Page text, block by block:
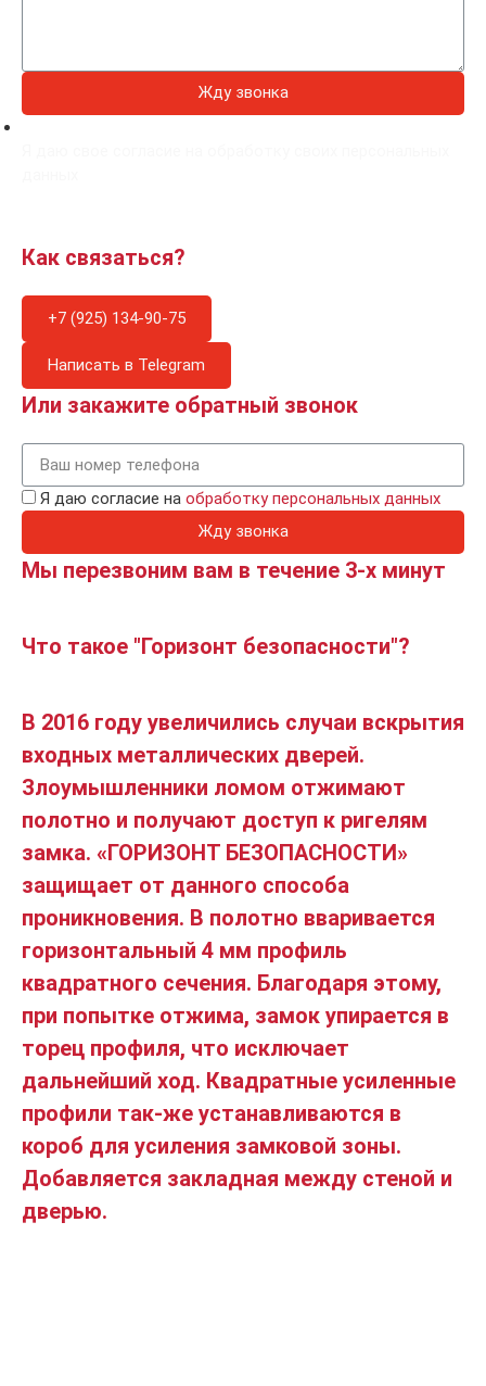
Жду звонка
Как связаться?
+7 (925) 134-90-75
Написать в Telegram
Или закажите обратный звонок
Я даю согласие на обработку персональных данных
Жду звонка
Мы перезвоним вам в течение 3-х минут
Что такое "Горизонт безопасности"?
В 2016 году увеличились случаи вскрытия
входных металлических дверей.
Злоумышленники ломом отжимают
полотно и получают доступ к ригелям
замка. «ГОРИЗОНТ БЕЗОПАСНОСТИ»
защищает от данного способа
проникновения. В полотно вваривается
горизонтальный 4 мм профиль
квадратного сечения. Благодаря этому,
при попытке отжима, замок упирается в
торец профиля, что исключает
дальнейший ход. Квадратные усиленные
профили так-же устанавливаются в
короб для усиления замковой зоны.
Добавляется закладная между стеной и
дверью.